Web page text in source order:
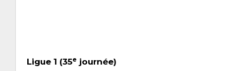
Ligue 1 (35e journée)